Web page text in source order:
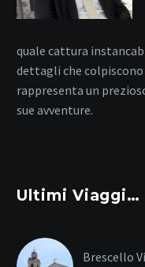
quale cattura
dettagli che
rappresenta un
sue avventure.
Ultimi Viaggi…
Brescello